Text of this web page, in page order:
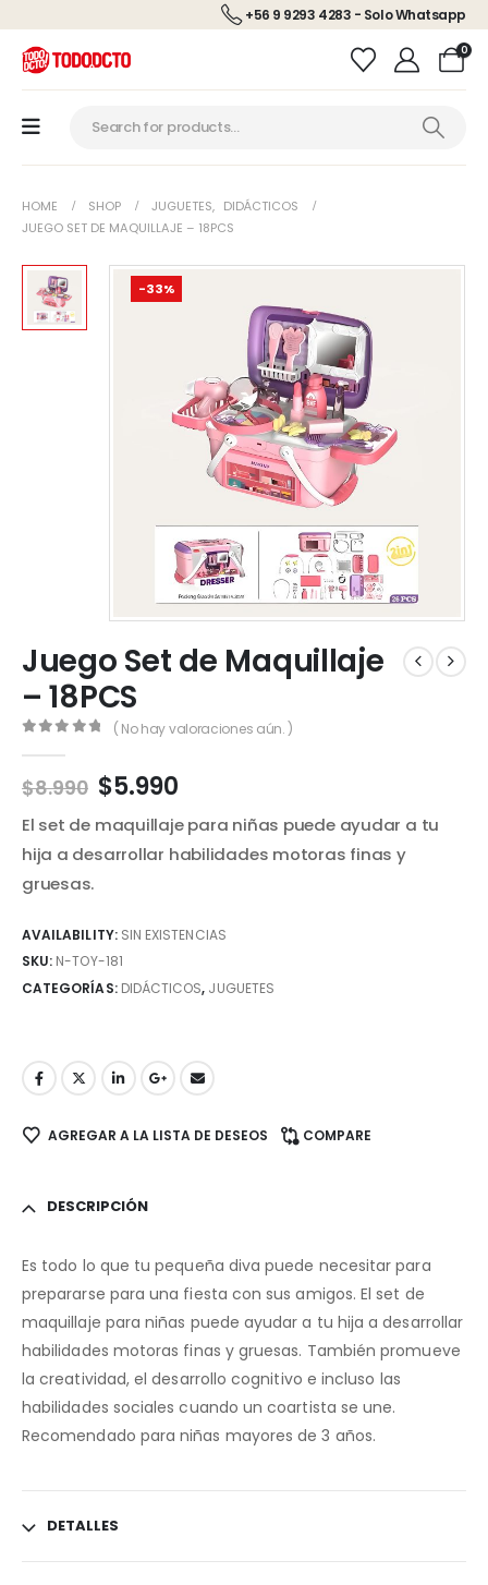
+56 9 9293 4283 - Solo Whatsapp
0
HOME SHOP JUGUETES, DIDÁCTICOS
JUEGO SET DE MAQUILLAJE – 18PCS
-33%
Juego Set de Maquillaje
– 18PCS
( No hay valoraciones aún. )
$8.990 El
original
era:
$5.990El
actual
es:
El set de maquillaje para niñas puede ayudar a tu
hija a desarrollar habilidades motoras finas y
gruesas.
AVAILABILITY: SIN EXISTENCIAS
SKU: N-TOY-181
CATEGORÍAS: DIDÁCTICOS, JUGUETES
AGREGAR A LA LISTA DE DESEOS COMPARE
DESCRIPCIÓN
Es todo lo que tu pequeña diva puede necesitar para
prepararse para una fiesta con sus amigos. El set de
maquillaje para niñas puede ayudar a tu hija a desarrollar
habilidades motoras finas y gruesas. También promueve
la creatividad, el desarrollo cognitivo e incluso las
habilidades sociales cuando un coartista se une.
Recomendado para niñas mayores de 3 años.
DETALLES